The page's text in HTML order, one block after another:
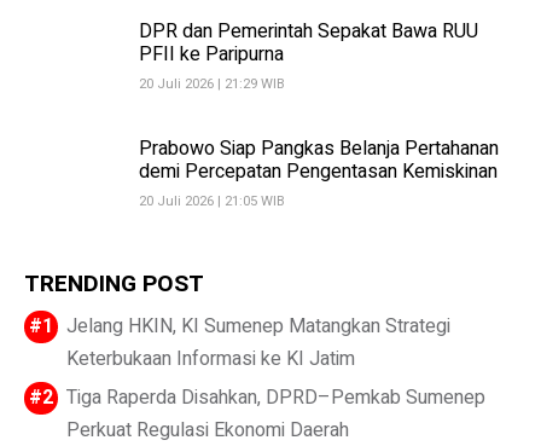
DPR dan Pemerintah Sepakat Bawa RUU
PFII ke Paripurna
20 Juli 2026 | 21:29 WIB
Prabowo Siap Pangkas Belanja Pertahanan
demi Percepatan Pengentasan Kemiskinan
20 Juli 2026 | 21:05 WIB
TRENDING POST
Jelang HKIN, KI Sumenep Matangkan Strategi
Keterbukaan Informasi ke KI Jatim
Tiga Raperda Disahkan, DPRD–Pemkab Sumenep
Perkuat Regulasi Ekonomi Daerah